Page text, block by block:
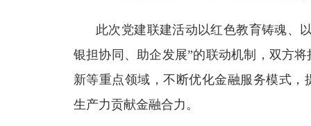
此次党建联建活动以红色教育铸魂、
银担协同、助企发展”的联动机制，双方
新等重点领域，不断优化金融服务模式
生产力贡献金融合力。